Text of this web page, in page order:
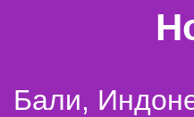
Бали,